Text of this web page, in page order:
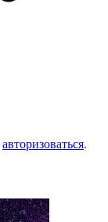
авторизоваться.